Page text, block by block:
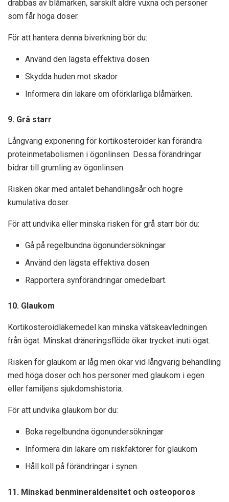
drabbas av blåmärken, särskilt äldre vuxna och personer
som får höga doser.
För att hantera denna biverkning bör du:
Använd den lägsta effektiva dosen
Skydda huden mot skador
Informera din läkare om oförklarliga blåmärken.
9. Grå starr
Långvarig exponering för kortikosteroider kan förändra
proteinmetabolismen i ögonlinsen. Dessa förändringar
bidrar till grumling av ögonlinsen.
Risken ökar med antalet behandlingsår och högre
kumulativa doser.
För att undvika eller minska risken för grå starr bör du:
Gå på regelbundna ögonundersökningar
Använd den lägsta effektiva dosen
Rapportera synförändringar omedelbart.
10. Glaukom
Kortikosteroidläkemedel kan minska vätskeavledningen
från ögat. Minskat dräneringsflöde ökar trycket inuti ögat.
Risken för glaukom är låg men ökar vid långvarig behandling
med höga doser och hos personer med glaukom i egen
eller familjens sjukdomshistoria.
För att undvika glaukom bör du:
Boka regelbundna ögonundersökningar
Informera din läkare om riskfaktorer för glaukom
Håll koll på förändringar i synen.
11. Minskad benmineraldensitet och osteoporos